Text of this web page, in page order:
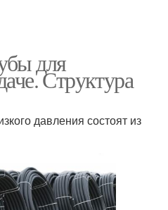
для
Структура
давления состоят из